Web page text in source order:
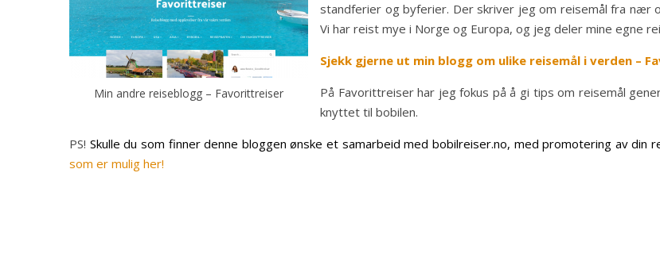
Min andre reiseblogg – Favorittreiser
standferier og byferier. Der skriver jeg om reisemål fra
Vi har reist mye i Norge og Europa, og jeg deler mine egne
Sjekk gjerne ut min blogg om ulike reisemål i verden –
På Favorittreiser har jeg fokus på å gi tips om reisemål
knyttet til bobilen.
PS! Skulle du som finner denne bloggen ønske et samarbeid med bobilreiser.no, med promotering av
som er mulig her!